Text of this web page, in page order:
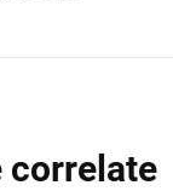
correlate